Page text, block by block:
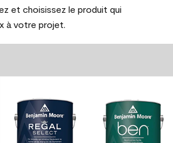
et choisissez le produit qui
à votre projet.